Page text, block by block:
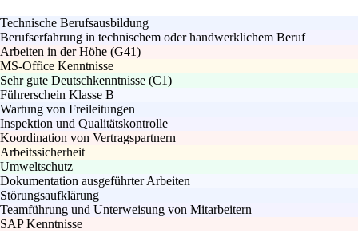
Technische Berufsausbildung
Berufserfahrung in technischem oder handwerklichem Beruf
Arbeiten in der Höhe (G41)
MS-Office Kenntnisse
Sehr gute Deutschkenntnisse (C1)
Führerschein Klasse B
Wartung von Freileitungen
Inspektion und Qualitätskontrolle
Koordination von Vertragspartnern
Arbeitssicherheit
Umweltschutz
Dokumentation ausgeführter Arbeiten
Störungsaufklärung
Teamführung und Unterweisung von Mitarbeitern
SAP Kenntnisse